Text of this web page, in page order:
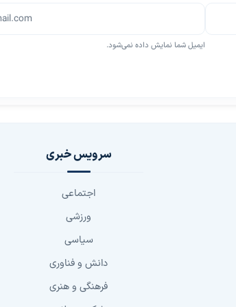
ایمیل شما نمایش داده نمی‌شود.
سرویس خبری
اجتماعی
ورزشی
سیاسی
دانش و فناوری
فرهنگی و هنری